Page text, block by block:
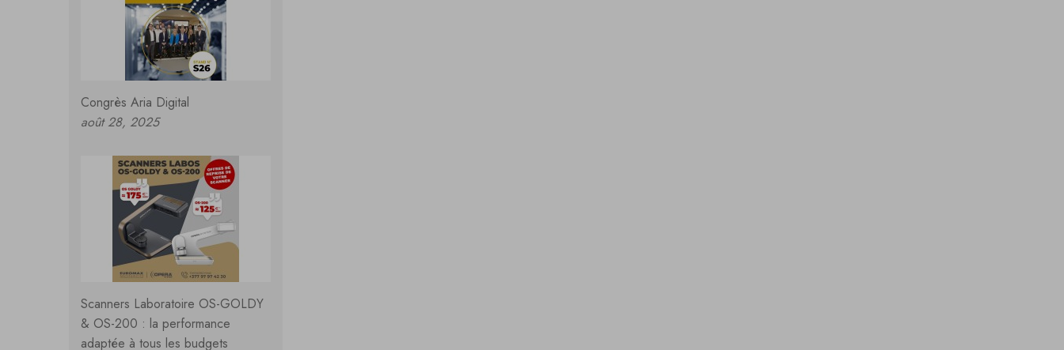
Congrès Aria Digital
août 28, 2025
Scanners Laboratoire OS-GOLDY
& OS-200 : la performance
adaptée à tous les budgets